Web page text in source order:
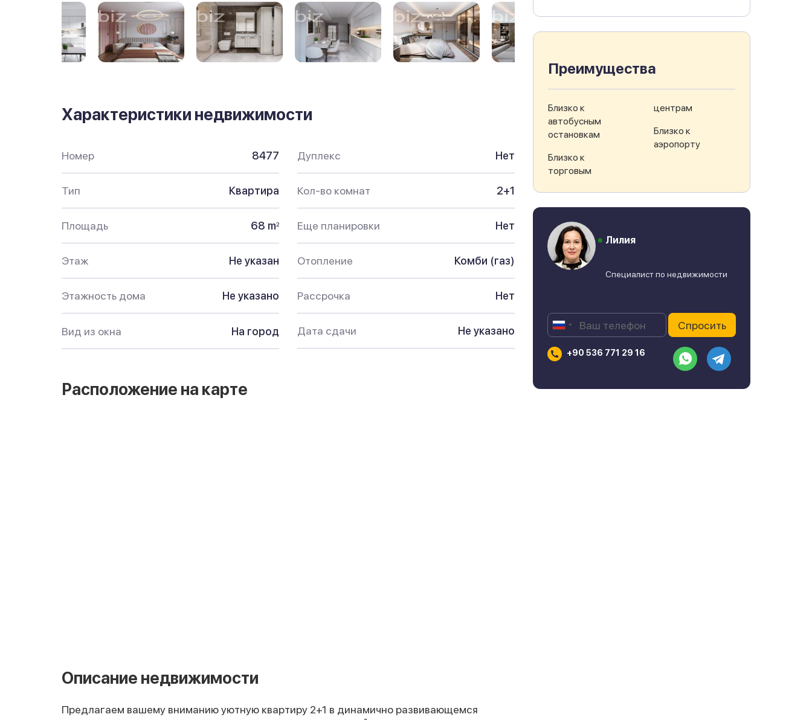
Характеристики недвижимости
Номер 8477
Тип Квартира
Площадь 68 m2
Этаж Не указан
Этажность дома Не указано
Вид из окна На город
Дуплекс Нет
Кол-во комнат 2+1
Еще планировки Нет
Отопление Комби (газ)
Рассрочка Нет
Дата сдачи Не указано
Расположение на карте
Описание недвижимости
Предлагаем вашему вниманию уютную квартиру 2+1 в динамично развивающемся
Преимущества
Близко к
автобусным
остановкам
Близко к
торговым
центрам
Близко к
аэропорту
Лилия
Специалист по недвижимости
+90 536 771 29 16